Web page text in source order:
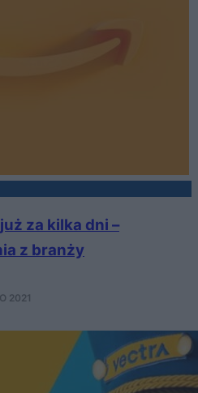
za kilka dni –
z branży
2021